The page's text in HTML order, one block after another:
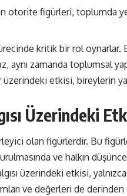
otorite figürleri, toplumda
kritik bir rol oynarlar.
aynı zamanda toplumsal
etkisi, bireylerin
Üzerindeki
olan figürlerdir. Bu
ve halkın
üzerindeki etkisi,
ve değerleri de